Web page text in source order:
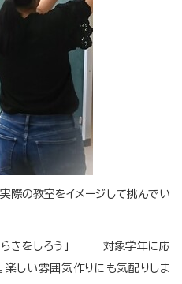
際の教室をイメージして挑んでい
たらきをしろう」 対象学年に応
楽しい雰囲気作りにも気配りしま